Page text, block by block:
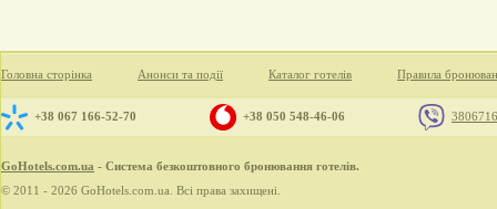
Головна сторінка Анонси та події Каталог готелів Правила
+38 067 166-52-70 +38 050 548-46-06
GoHotels.com.ua - Система безкоштовного бронювання готелів.
© 2011 - 2026 GoHotels.com.ua. Всі права захищені.